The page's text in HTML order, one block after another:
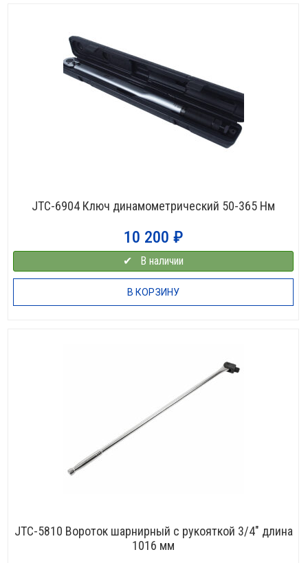
JTC-6904 Ключ динамометрический 50-365 Нм
10 200 ₽
✔⠀В наличии
В КОРЗИНУ
JTC-5810 Вороток шарнирный с рукояткой 3/4″ длина
1016 мм